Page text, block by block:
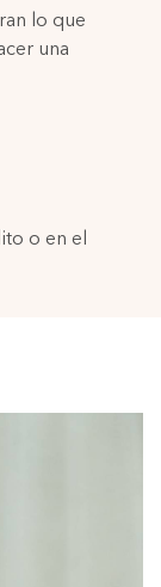
lo que
una
o en el